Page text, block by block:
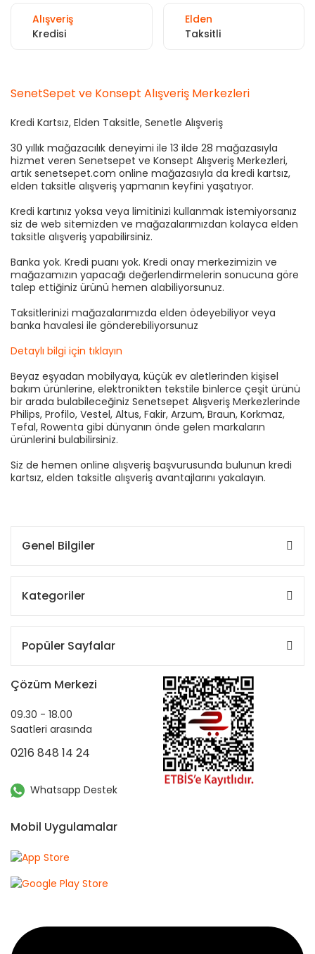
Alışveriş
Kredisi
Elden
Taksitli
SenetSepet ve Konsept Alışveriş Merkezleri
Kredi Kartsız, Elden Taksitle, Senetle Alışveriş
30 yıllık mağazacılık deneyimi ile 13 ilde 28 mağazasıyla
hizmet veren Senetsepet ve Konsept Alışveriş Merkezleri,
artık senetsepet.com online mağazasıyla da kredi kartsız,
elden taksitle alışveriş yapmanın keyfini yaşatıyor.
Kredi kartınız yoksa veya limitinizi kullanmak istemiyorsanız
siz de web sitemizden ve mağazalarımızdan kolayca elden
taksitle alışveriş yapabilirsiniz.
Banka yok. Kredi puanı yok. Kredi onay merkezimizin ve
mağazamızın yapacağı değerlendirmelerin sonucuna göre
talep ettiğiniz ürünü hemen alabiliyorsunuz.
Taksitlerinizi mağazalarımızda elden ödeyebiliyor veya
banka havalesi ile gönderebiliyorsunuz
Detaylı bilgi için tıklayın
Beyaz eşyadan mobilyaya, küçük ev aletlerinden kişisel
bakım ürünlerine, elektronikten tekstile binlerce çeşit ürünü
bir arada bulabileceğiniz Senetsepet Alışveriş Merkezlerinde
Philips, Profilo, Vestel, Altus, Fakir, Arzum, Braun, Korkmaz,
Tefal, Rowenta gibi dünyanın önde gelen markaların
ürünlerini bulabilirsiniz.
Siz de hemen online alışveriş başvurusunda bulunun kredi
kartsız, elden taksitle alışveriş avantajlarını yakalayın.
Genel Bilgiler
Kategoriler
Popüler Sayfalar
Çözüm Merkezi
09.30 - 18.00
Saatleri arasında
0216 848 14 24
Whatsapp Destek
Mobil Uygulamalar